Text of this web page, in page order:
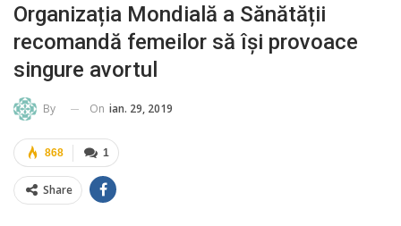
Organizația Mondială a Sănătății
recomandă femeilor să își provoace
singure avortul
By On ian. 29, 2019
1
868
Share